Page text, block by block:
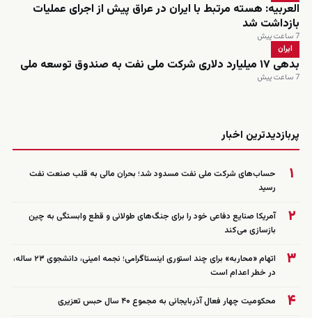
العربیه: هسته مرتبط با ایران در عراق پیش از اجرای عملیات
بازداشت شد
7 ساعت پیش
ایران
بدهی ۱۷ میلیارد دلاری شرکت ملی نفت به صندوق توسعه ملی
7 ساعت پیش
پربازدیدترین اخبار
۱
حساب‌های شرکت ملی نفت مسدود شد؛ بحران مالی به قلب صنعت نفت
رسید
۲
آمریکا صنایع دفاعی خود را برای جنگ‌های طولانی و قطع وابستگی به چین
بازسازی می‌کند
۳
اتهام «محاربه» برای چند استوری اینستاگرامی؛ نجمه امینی، دانشجوی ۲۳ ساله،
در خطر اعدام است
۴ محکومیت چهار فعال آذربایجانی به مجموع ۴۰ سال حبس تعزیری